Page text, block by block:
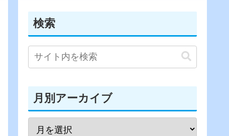
検索
月別アーカイブ